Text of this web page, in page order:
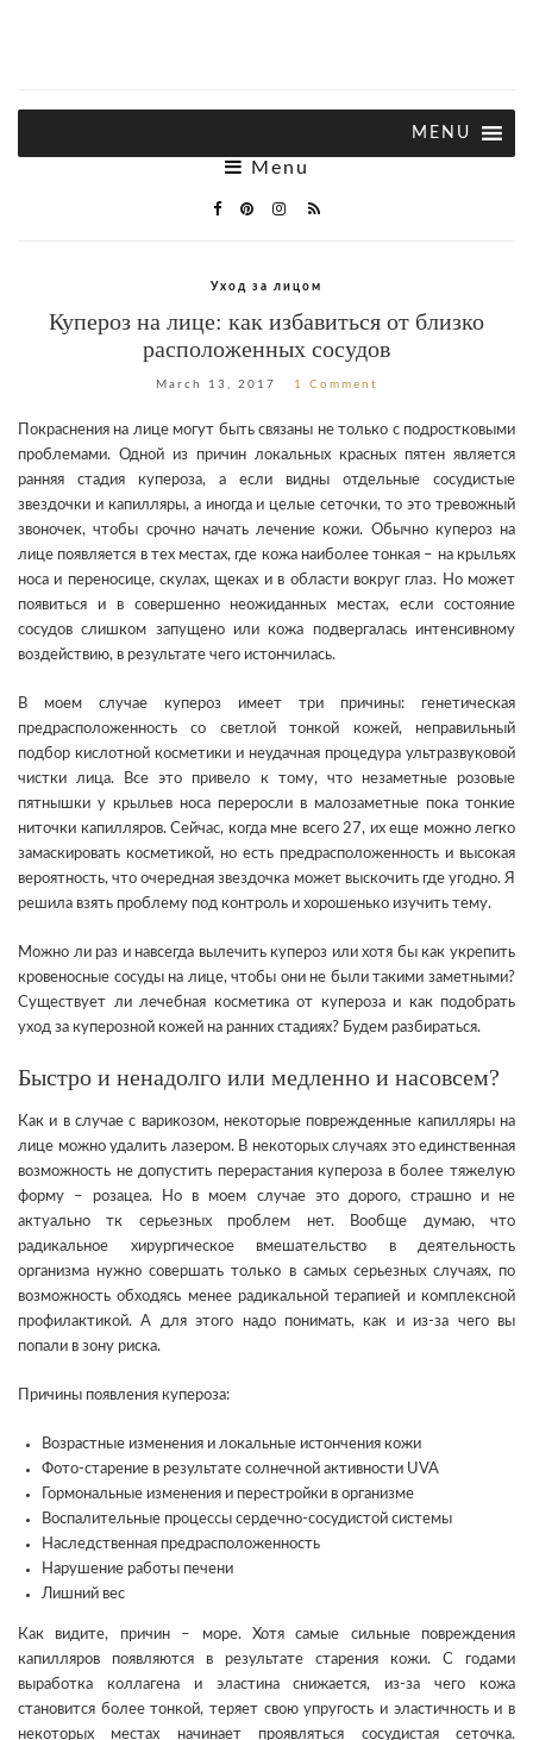
Menu
Уход за лицом
Купероз на лице: как избавиться от близко
расположенных сосудов
March 13, 2017 1 Comment
Покраснения на лице могут быть связаны не только с подростковыми
проблемами. Одной из причин локальных красных пятен является
ранняя стадия купероза, а если видны отдельные сосудистые
звездочки и капилляры, а иногда и целые сеточки, то это тревожный
звоночек, чтобы срочно начать лечение кожи. Обычно купероз на
лице появляется в тех местах, где кожа наиболее тонкая – на крыльях
носа и переносице, скулах, щеках и в области вокруг глаз. Но может
появиться и в совершенно неожиданных местах, если состояние
сосудов слишком запущено или кожа подвергалась интенсивному
воздействию, в результате чего истончилась.
В моем случае купероз имеет три причины: генетическая
предрасположенность со светлой тонкой кожей, неправильный
подбор кислотной косметики и неудачная процедура ультразвуковой
чистки лица. Все это привело к тому, что незаметные розовые
пятнышки у крыльев носа переросли в малозаметные пока тонкие
ниточки капилляров. Сейчас, когда мне всего 27, их еще можно легко
замаскировать косметикой, но есть предрасположенность и высокая
вероятность, что очередная звездочка может выскочить где угодно. Я
решила взять проблему под контроль и хорошенько изучить тему.
Можно ли раз и навсегда вылечить купероз или хотя бы как укрепить
кровеносные сосуды на лице, чтобы они не были такими заметными?
Существует ли лечебная косметика от купероза и как подобрать
уход за куперозной кожей на ранних стадиях? Будем разбираться.
Быстро и ненадолго или медленно и насовсем?
Как и в случае с варикозом, некоторые поврежденные капилляры на
лице можно удалить лазером. В некоторых случаях это единственная
возможность не допустить перерастания купероза в более тяжелую
форму – розацеа. Но в моем случае это дорого, страшно и не
актуально тк серьезных проблем нет. Вообще думаю, что
радикальное хирургическое вмешательство в деятельность
организма нужно совершать только в самых серьезных случаях, по
возможность обходясь менее радикальной терапией и комплексной
профилактикой. А для этого надо понимать, как и из-за чего вы
попали в зону риска.
Причины появления купероза:
Возрастные изменения и локальные истончения кожи
Фото-старение в результате солнечной активности UVA
Гормональные изменения и перестройки в организме
Воспалительные процессы сердечно-сосудистой системы
Наследственная предрасположенность
Нарушение работы печени
Лишний вес
Как видите, причин – море. Хотя самые сильные повреждения
капилляров появляются в результате старения кожи. С годами
выработка коллагена и эластина снижается, из-за чего кожа
становится более тонкой, теряет свою упругость и эластичность и в
некоторых местах начинает проявляться сосудистая сеточка.